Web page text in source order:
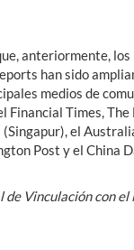
anteriormente,
han sido
medios de
Financial Times,
el
Post y el China
de Vinculación con el